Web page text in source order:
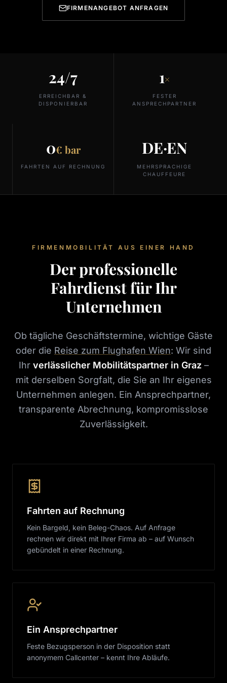
FIRMENANGEBOT ANFRAGEN
24/7
ERREICHBAR &
DISPONIERBAR
1×
FESTER
ANSPRECHPARTNER
0€ bar
FAHRTEN AUF RECHNUNG
DE·EN
MEHRSPRACHIGE
CHAUFFEURE
FIRMENMOBILITÄT AUS EINER HAND
Der professionelle
Fahrdienst für Ihr
Unternehmen
Ob tägliche Geschäftstermine, wichtige Gäste
oder die Reise zum Flughafen Wien: Wir sind
Ihr verlässlicher Mobilitätspartner in Graz–
mit derselben Sorgfalt, die Sie an Ihr eigenes
Unternehmen anlegen. Ein Ansprechpartner,
transparente Abrechnung, kompromisslose
Zuverlässigkeit.
Fahrten auf Rechnung
Kein Bargeld, kein Beleg-Chaos. Auf Anfrage
rechnen wir direkt mit Ihrer Firma ab – auf Wunsch
gebündelt in einer Rechnung.
Ein Ansprechpartner
Feste Bezugsperson in der Disposition statt
anonymem Callcenter – kennt Ihre Abläufe.